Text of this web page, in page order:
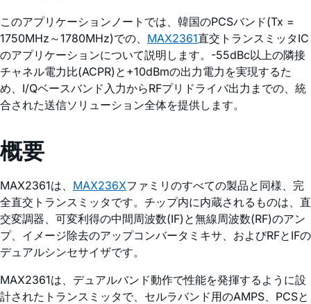
このアプリケーションノートでは、韓国のPCSバンド(Tx =
1750MHz～1780MHz)での、 MAX2361直交トランスミッタIC
のアプリケーションについて説明します。-55dBc以上の隣接
チャネル電力比(ACPR)と+10dBmの出力電力を実現するた
め、I/Qベースバンド入力からRFプリドライバ出力までの、統
合された送信ソリューション全体を提供します。
概要
MAX2361は、 MAX236Xファミリのすべての製品と同様、完
全直交トランスミッタです。チップ内に内蔵されるものは、直
交変調器、可変利得の中間周波数(IF)と無線周波数(RF)のアン
プ、イメージ除去のアップコンバータミキサ、およびRFとIFの
デュアルシンセサイザです。
MAX2361は、デュアルバンド動作で性能を発揮するように設
計されたトランスミッタで、セルラバンド用のAMPS、PCSと